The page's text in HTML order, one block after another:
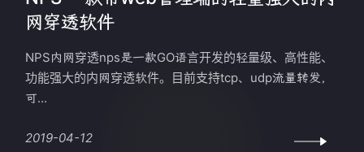
网穿透软件
NPS内网穿透nps是一款GO语言开发的轻量级、高性能、
功能强大的内网穿透软件。目前支持tcp、udp流量转发，
可...
2019-04-12